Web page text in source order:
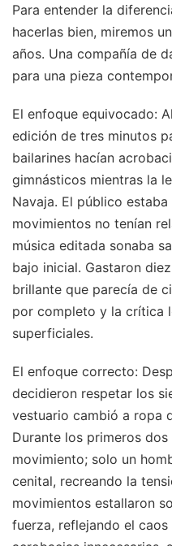
Para entender la
hacerlas bien, miremos
años. Una compañía de
para una pieza
El enfoque equivocado:
edición de tres minutos
bailarines hacían
gimnásticos mientras la
Navaja. El público
movimientos no tenían
música editada sonaba
bajo inicial. Gastaron
brillante que parecía de
por completo y la crítica
superficiales.
El enfoque correcto:
decidieron respetar los
vestuario cambió a ropa
Durante los primeros
movimiento; solo un
cenital, recreando la
movimientos estallaron
fuerza, reflejando el